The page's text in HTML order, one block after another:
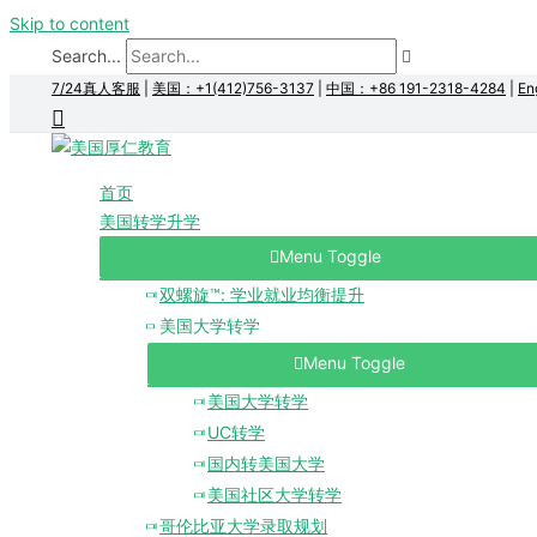
Skip to content
Search...
7/24真人客服 美国：+1(412)756-3137 中国：+86 191-2318-4284
首页
美国转学升学
Menu Toggle
双螺旋™: 学业就业均衡提升
美国大学转学
Menu Toggle
美国大学转学
UC转学
国内转美国大学
美国社区大学转学
哥伦比亚大学录取规划